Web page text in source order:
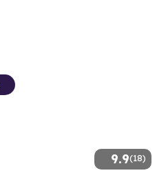
9.9(18)